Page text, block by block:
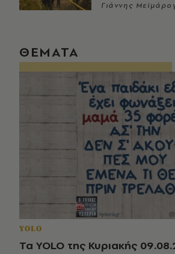
Γιάννης
ΘΕΜΑΤΑ
YOLO
Τα YOLO της Κυριακής